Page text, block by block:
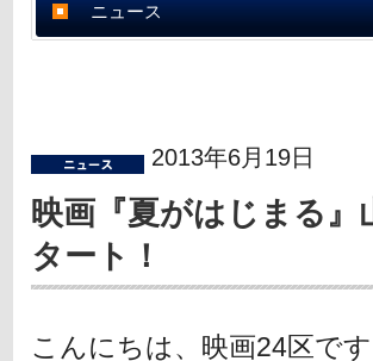
ニュース
2013年6月19日
映画『夏がはじまる
タート！
こんにちは、映画24区です